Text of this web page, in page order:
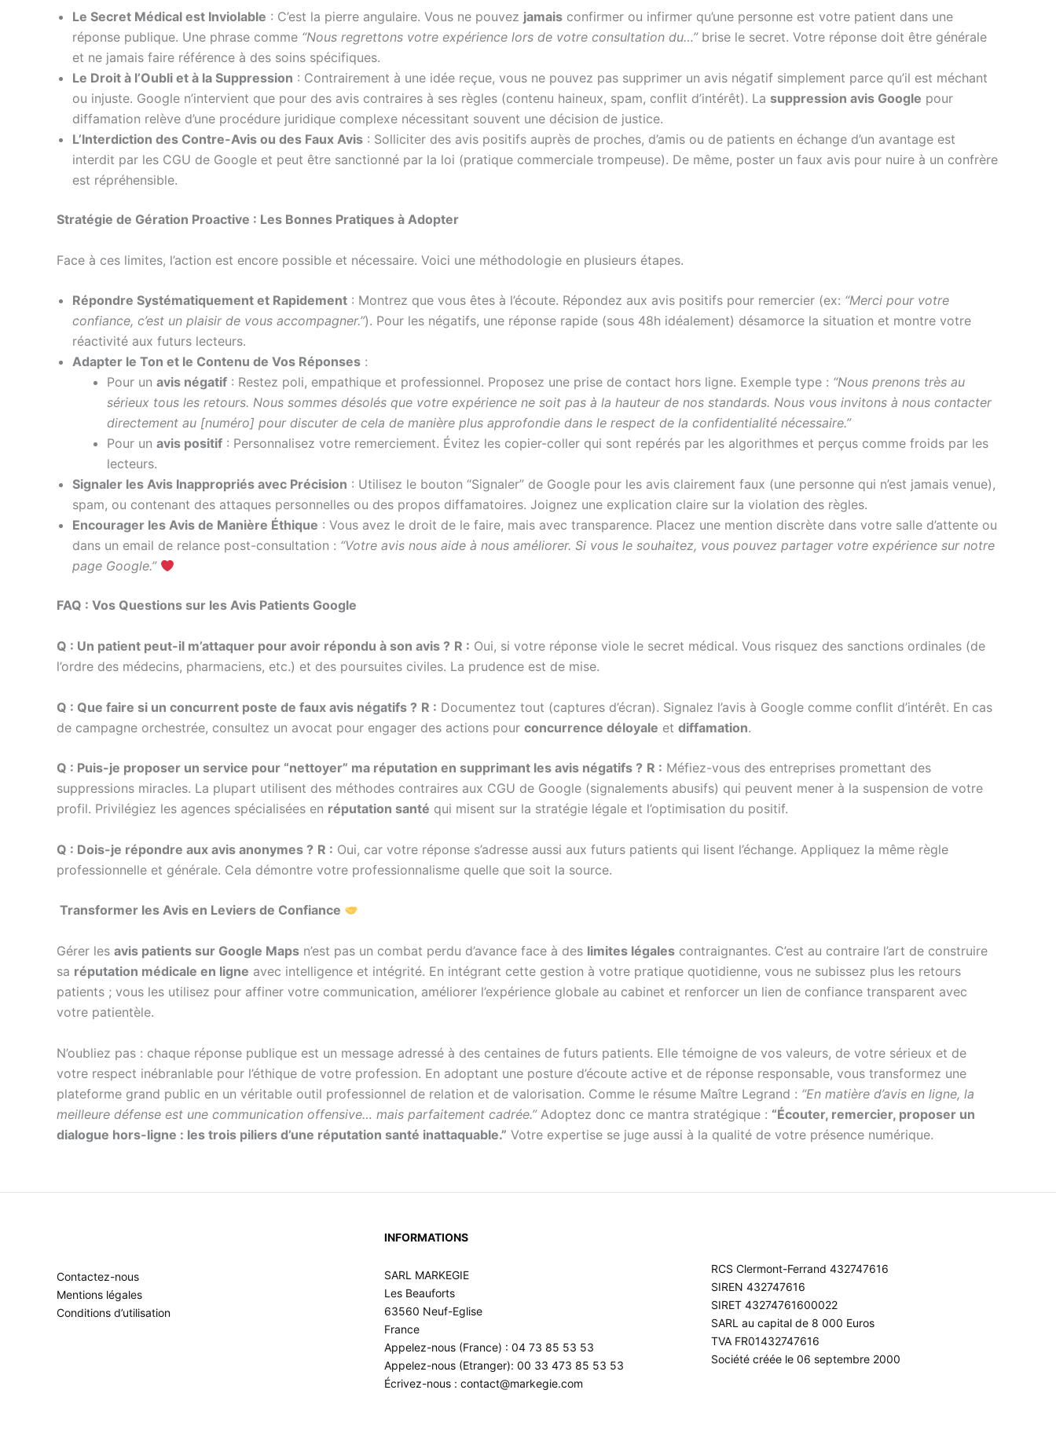
Le Secret Médical est Inviolable : C’est la pierre angulaire. Vous ne pouvez jamais confirmer ou infirmer qu’une personne est votre patient dans une
réponse publique. Une phrase comme “Nous regrettons votre expérience lors de votre consultation du…”brise le secret. Votre réponse doit être générale
et ne jamais faire référence à des soins spécifiques.
Le Droit à l’Oubli et à la Suppression : Contrairement à une idée reçue, vous ne pouvez pas supprimer un avis négatif simplement parce qu’il est méchant
ou injuste. Google n’intervient que pour des avis contraires à ses règles (contenu haineux, spam, conflit d’intérêt). La suppression avis Google pour
diffamation relève d’une procédure juridique complexe nécessitant souvent une décision de justice.
L’Interdiction des Contre-Avis ou des Faux Avis : Solliciter des avis positifs auprès de proches, d’amis ou de patients en échange d’un avantage est
interdit par les CGU de Google et peut être sanctionné par la loi (pratique commerciale trompeuse). De même, poster un faux avis pour nuire à un confrère
est répréhensible.
Stratégie de Gération Proactive : Les Bonnes Pratiques à Adopter
Face à ces limites, l’action est encore possible et nécessaire. Voici une méthodologie en plusieurs étapes.
Répondre Systématiquement et Rapidement : Montrez que vous êtes à l’écoute. Répondez aux avis positifs pour remercier (ex: “Merci pour votre
confiance, c’est un plaisir de vous accompagner.”). Pour les négatifs, une réponse rapide (sous 48h idéalement) désamorce la situation et montre votre
réactivité aux futurs lecteurs.
Adapter le Ton et le Contenu de Vos Réponses :
Pour un avis négatif : Restez poli, empathique et professionnel. Proposez une prise de contact hors ligne. Exemple type : “Nous prenons très au
sérieux tous les retours. Nous sommes désolés que votre expérience ne soit pas à la hauteur de nos standards. Nous vous invitons à nous contacter
directement au [numéro] pour discuter de cela de manière plus approfondie dans le respect de la confidentialité nécessaire.”
Pour un avis positif : Personnalisez votre remerciement. Évitez les copier-coller qui sont repérés par les algorithmes et perçus comme froids par les
lecteurs.
Signaler les Avis Inappropriés avec Précision : Utilisez le bouton “Signaler” de Google pour les avis clairement faux (une personne qui n’est jamais venue),
spam, ou contenant des attaques personnelles ou des propos diffamatoires. Joignez une explication claire sur la violation des règles.
Encourager les Avis de Manière Éthique : Vous avez le droit de le faire, mais avec transparence. Placez une mention discrète dans votre salle d’attente ou
dans un email de relance post-consultation : “Votre avis nous aide à nous améliorer. Si vous le souhaitez, vous pouvez partager votre expérience sur notre
page Google.”
FAQ : Vos Questions sur les Avis Patients Google
Q : Un patient peut-il m’attaquer pour avoir répondu à son avis ? R : Oui, si votre réponse viole le secret médical. Vous risquez des sanctions ordinales (de
l’ordre des médecins, pharmaciens, etc.) et des poursuites civiles. La prudence est de mise.
Q : Que faire si un concurrent poste de faux avis négatifs ? R : Documentez tout (captures d’écran). Signalez l’avis à Google comme conflit d’intérêt. En cas
de campagne orchestrée, consultez un avocat pour engager des actions pour concurrence déloyale et diffamation.
Q : Puis-je proposer un service pour “nettoyer” ma réputation en supprimant les avis négatifs ? R : Méfiez-vous des entreprises promettant des
suppressions miracles. La plupart utilisent des méthodes contraires aux CGU de Google (signalements abusifs) qui peuvent mener à la suspension de votre
profil. Privilégiez les agences spécialisées en réputation santé qui misent sur la stratégie légale et l’optimisation du positif.
Q : Dois-je répondre aux avis anonymes ? R : Oui, car votre réponse s’adresse aussi aux futurs patients qui lisent l’échange. Appliquez la même règle
professionnelle et générale. Cela démontre votre professionnalisme quelle que soit la source.
Transformer les Avis en Leviers de Confiance
Gérer les avis patients sur Google Maps n’est pas un combat perdu d’avance face à des limites légales contraignantes. C’est au contraire l’art de construire
sa réputation médicale en ligne avec intelligence et intégrité. En intégrant cette gestion à votre pratique quotidienne, vous ne subissez plus les retours
patients ; vous les utilisez pour affiner votre communication, améliorer l’expérience globale au cabinet et renforcer un lien de confiance transparent avec
votre patientèle.
N’oubliez pas : chaque réponse publique est un message adressé à des centaines de futurs patients. Elle témoigne de vos valeurs, de votre sérieux et de
votre respect inébranlable pour l’éthique de votre profession. En adoptant une posture d’écoute active et de réponse responsable, vous transformez une
plateforme grand public en un véritable outil professionnel de relation et de valorisation. Comme le résume Maître Legrand : “En matière d’avis en ligne, la
meilleure défense est une communication offensive… mais parfaitement cadrée.”Adoptez donc ce mantra stratégique : “Écouter, remercier, proposer un
dialogue hors-ligne : les trois piliers d’une réputation santé inattaquable.” Votre expertise se juge aussi à la qualité de votre présence numérique.
Contactez-nous
Mentions légales
Conditions d’utilisation
INFORMATIONS
SARL MARKEGIE
Les Beauforts
63560 Neuf-Eglise
France
Appelez-nous (France) : 04 73 85 53 53
Appelez-nous (Etranger): 00 33 473 85 53 53
Écrivez-nous : contact@markegie.com
RCS Clermont-Ferrand 432747616
SIREN 432747616
SIRET 43274761600022
SARL au capital de 8 000 Euros
TVA FR01432747616
Société créée le 06 septembre 2000